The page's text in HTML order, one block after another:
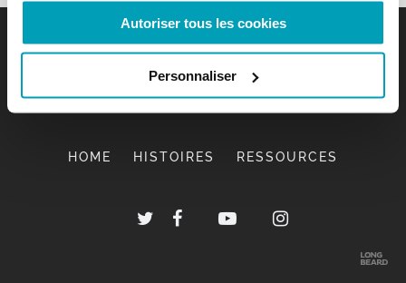
Autoriser tous les cookies
Personnaliser
HOME HISTOIRES RESSOURCES